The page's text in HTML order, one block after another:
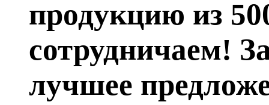
продукцию из
сотрудничаем!
лучшее